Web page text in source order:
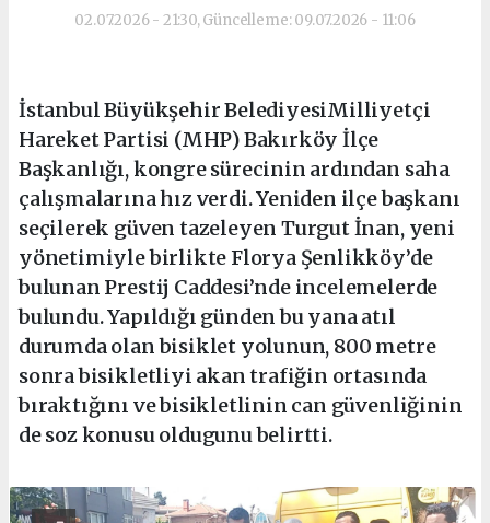
02.07.2026 - 21:30, Güncelleme: 09.07.2026 - 11:06
İstanbul Büyükşehir BelediyesiMilliyetçi
Hareket Partisi (MHP) Bakırköy İlçe
Başkanlığı, kongre sürecinin ardından saha
çalışmalarına hız verdi. Yeniden ilçe başkanı
seçilerek güven tazeleyen Turgut İnan, yeni
yönetimiyle birlikte Florya Şenlikköy’de
bulunan Prestij Caddesi’nde incelemelerde
bulundu. Yapıldığı günden bu yana atıl
durumda olan bisiklet yolunun, 800 metre
sonra bisikletliyi akan trafiğin ortasında
bıraktığını ve bisikletlinin can güvenliğinin
de soz konusu oldugunu belirtti.